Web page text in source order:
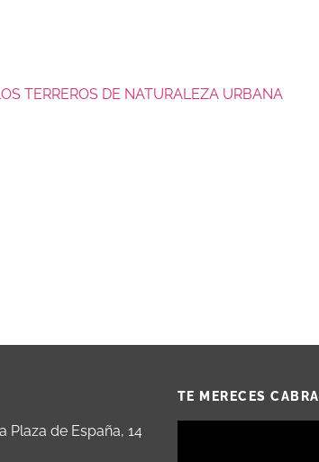
TERREROS DE NATURALEZA URBANA
Plaza de España, 14
TE MERECES CABRA